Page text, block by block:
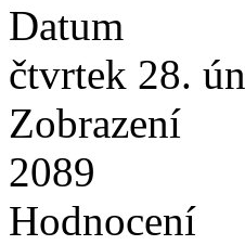
Datum
čtvrtek 28.
Zobrazení
2089
Hodnocení